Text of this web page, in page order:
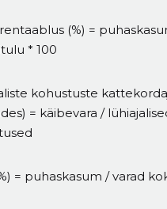
(%) =
* 100
kohustuste
= käibevara /
= puhaskasum / varad